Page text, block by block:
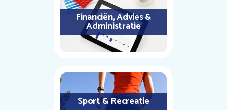
Financiën, Advies &
Administratie
Sport & Recreatie